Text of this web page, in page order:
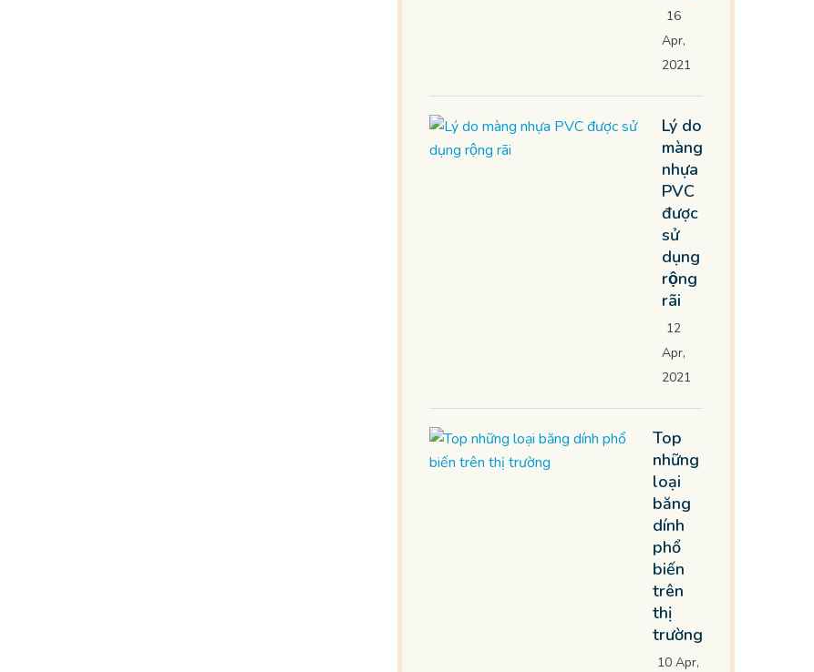
16
Apr,
2021
Lý do
màng
nhựa
PVC
được
sử
dụng
rộng
rãi
12
Apr,
2021
Top
những
loại
băng
dính
phổ
biến
trên
thị
trường
10 Apr,